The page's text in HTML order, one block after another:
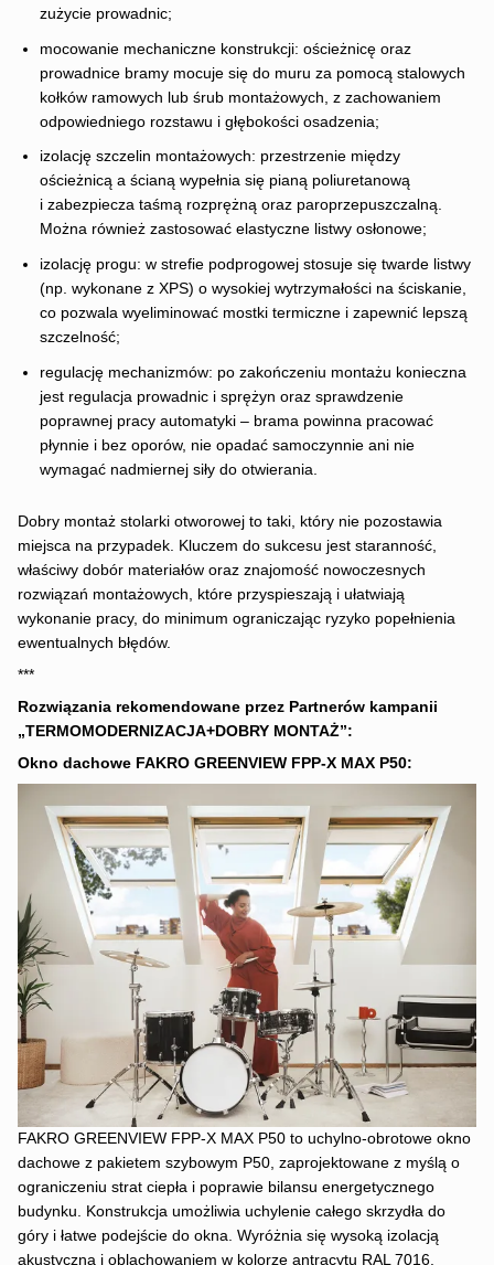
zużycie prowadnic;
mocowanie mechaniczne konstrukcji: ościeżnicę oraz
prowadnice bramy mocuje się do muru za pomocą stalowych
kołków ramowych lub śrub montażowych, z zachowaniem
odpowiedniego rozstawu i głębokości osadzenia;
izolację szczelin montażowych: przestrzenie między
ościeżnicą a ścianą wypełnia się pianą poliuretanową
i zabezpiecza taśmą rozprężną oraz paroprzepuszczalną.
Można również zastosować elastyczne listwy osłonowe;
izolację progu: w strefie podprogowej stosuje się twarde listwy
(np. wykonane z XPS) o wysokiej wytrzymałości na ściskanie,
co pozwala wyeliminować mostki termiczne i zapewnić lepszą
szczelność;
regulację mechanizmów: po zakończeniu montażu konieczna
jest regulacja prowadnic i sprężyn oraz sprawdzenie
poprawnej pracy automatyki – brama powinna pracować
płynnie i bez oporów, nie opadać samoczynnie ani nie
wymagać nadmiernej siły do otwierania.
Dobry montaż stolarki otworowej to taki, który nie pozostawia
miejsca na przypadek. Kluczem do sukcesu jest staranność,
właściwy dobór materiałów oraz znajomość nowoczesnych
rozwiązań montażowych, które przyspieszają i ułatwiają
wykonanie pracy, do minimum ograniczając ryzyko popełnienia
ewentualnych błędów.
***
Rozwiązania rekomendowane przez Partnerów kampanii
„TERMOMODERNIZACJA+DOBRY MONTAŻ”:
Okno dachowe FAKRO GREENVIEW FPP-X MAX P50:
FAKRO GREENVIEW FPP-X MAX P50 to uchylno-obrotowe okno
dachowe z pakietem szybowym P50, zaprojektowane z myślą o
ograniczeniu strat ciepła i poprawie bilansu energetycznego
budynku. Konstrukcja umożliwia uchylenie całego skrzydła do
góry i łatwe podejście do okna. Wyróżnia się wysoką izolacją
akustyczną i oblachowaniem w kolorze antracytu RAL 7016.